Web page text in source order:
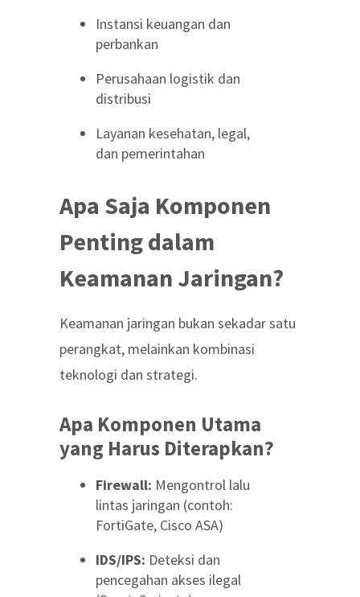
Instansi keuangan dan
perbankan
Perusahaan logistik dan
distribusi
Layanan kesehatan, legal,
dan pemerintahan
Apa Saja Komponen
Penting dalam
Keamanan Jaringan?
Keamanan jaringan bukan sekadar satu
perangkat, melainkan kombinasi
teknologi dan strategi.
Apa Komponen Utama
yang Harus Diterapkan?
Firewall: Mengontrol lalu
lintas jaringan (contoh:
FortiGate, Cisco ASA)
IDS/IPS: Deteksi dan
pencegahan akses ilegal